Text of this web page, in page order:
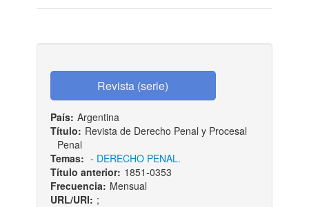
Iniciar sesión
País: Argentina
Título: Revista de Derecho Penal y Procesal
Penal
Temas: - DERECHO PENAL.
Título anterior: 1851-0353
Frecuencia: Mensual
URL/URI: ;